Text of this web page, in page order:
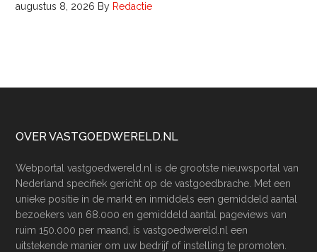
augustus 8, 2026 By Redactie
Footer
OVER VASTGOEDWERELD.NL
Webportal vastgoedwereld.nl is de grootste nieuwsportal van
Nederland specifiek gericht op de vastgoedbrache. Met een
unieke positie in de markt en inmiddels een gemiddeld aantal
bezoekers van 68.000 en gemiddeld aantal pageviews van
ruim 150.000 per maand, is vastgoedwereld.nl een
uitstekende manier om uw bedrijf of instelling te promoten.